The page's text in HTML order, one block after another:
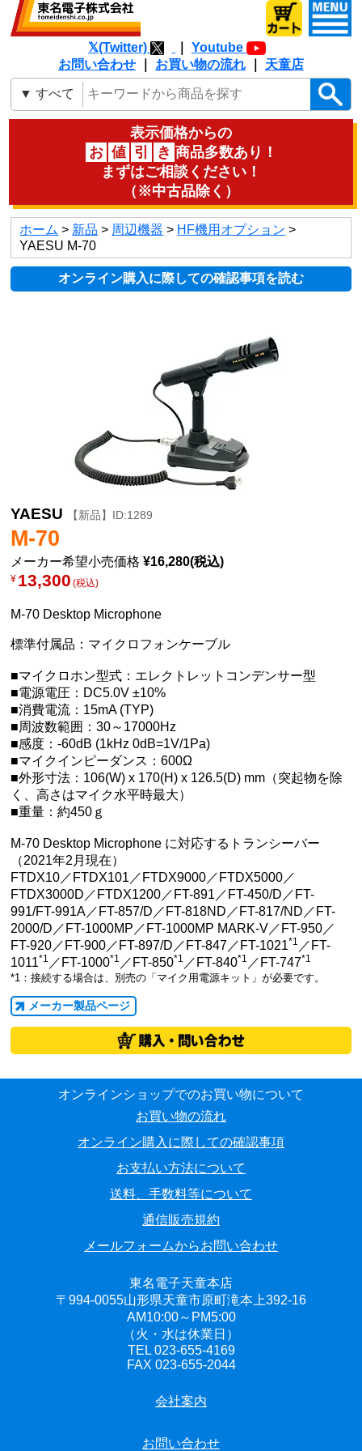
𝕏(Twitter)
Youtube
お問い合わせ｜ お買い物の流れ｜ 天童店
表示価格からの
お 値 引 き 商品多数あり！
まずはご相談ください！
（※中古品除く）
ホーム > 新品 > 周辺機器 > HF機用オプション >
YAESU M-70
オンライン購入に際しての確認事項を読む
YAESU 【新品】ID:1289
M-70
メーカー希望小売価格¥16,280(税込)
¥ 13,300 (税込)
M-70 Desktop Microphone
標準付属品：マイクロフォンケーブル
■マイクロホン型式：エレクトレットコンデンサー型
■電源電圧：DC5.0V ±10%
■消費電流：15mA (TYP)
■周波数範囲：30～17000Hz
■感度：-60dB (1kHz 0dB=1V/1Pa)
■マイクインピーダンス：600Ω
■外形寸法：106(W) x 170(H) x 126.5(D) mm（突起物を除
く、高さはマイク水平時最大）
■重量：約450ｇ
M-70 Desktop Microphone に対応するトランシーバー
（2021年2月現在）
FTDX10／FTDX101／FTDX9000／FTDX5000／
FTDX3000D／FTDX1200／FT-891／FT-450/D／FT-
991/FT-991A／FT-857/D／FT-818ND／FT-817/ND／FT-
2000/D／FT-1000MP／FT-1000MP MARK-V／FT-950／
FT-920／FT-900／FT-897/D／FT-847／FT-1021*1 ／FT-
1011*1 ／FT-1000*1 ／FT-850*1 ／FT-840*1 ／FT-747*1
*1：接続する場合は、別売の「マイク用電源キット」が必要です。
メーカー製品ページ
オンラインショップでのお買い物について
お買い物の流れ
オンライン購入に際しての確認事項
お支払い方法について
送料、手数料等について
通信販売規約
メールフォームからお問い合わせ
東名電子天童本店
〒994-0055山形県天童市原町滝本上392-16
AM10:00～PM5:00
（火・水は休業日）
TEL 023-655-4169
FAX 023-655-2044
会社案内
お問い合わせ